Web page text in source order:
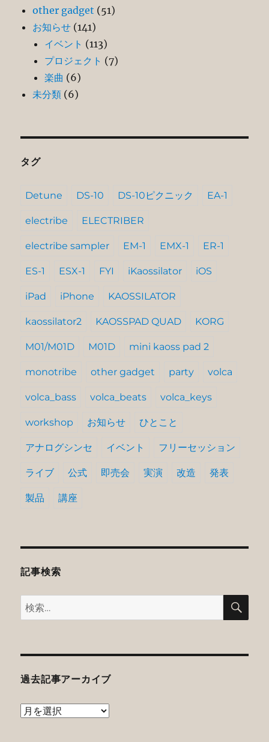
other gadget (51)
お知らせ (141)
イベント (113)
プロジェクト (7)
楽曲 (6)
未分類 (6)
タグ
Detune DS-10 DS-10ピクニック EA-1
electribe ELECTRIBER
electribe sampler EM-1 EMX-1 ER-1
ES-1 ESX-1 FYI iKaossilator iOS
iPad iPhone KAOSSILATOR
kaossilator2 KAOSSPAD QUAD KORG
M01/M01D M01D mini kaoss pad 2
monotribe other gadget party volca
volca_bass volca_beats volca_keys
workshop お知らせ ひとこと
アナログシンセ イベント フリーセッション
ライブ 公式 即売会 実演 改造 発表
製品 講座
記事検索
検
索:
検
過去記事アーカイブ
過